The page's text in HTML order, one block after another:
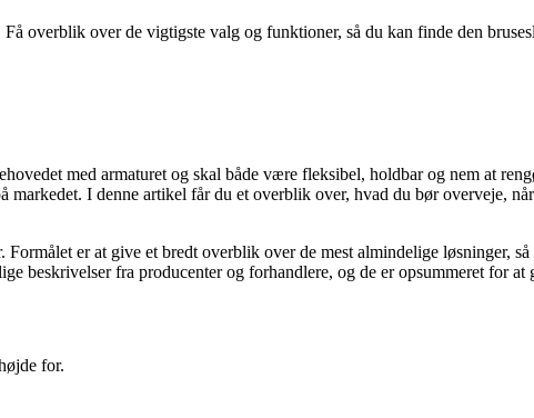
overblik over de vigtigste valg og funktioner, så du kan finde den
med armaturet og skal både være fleksibel, holdbar og nem at
I denne artikel får du et overblik over, hvad du bør overveje,
er at give et bredt overblik over de mest almindelige løsninger,
beskrivelser fra producenter og forhandlere, og de er opsummeret for
for.